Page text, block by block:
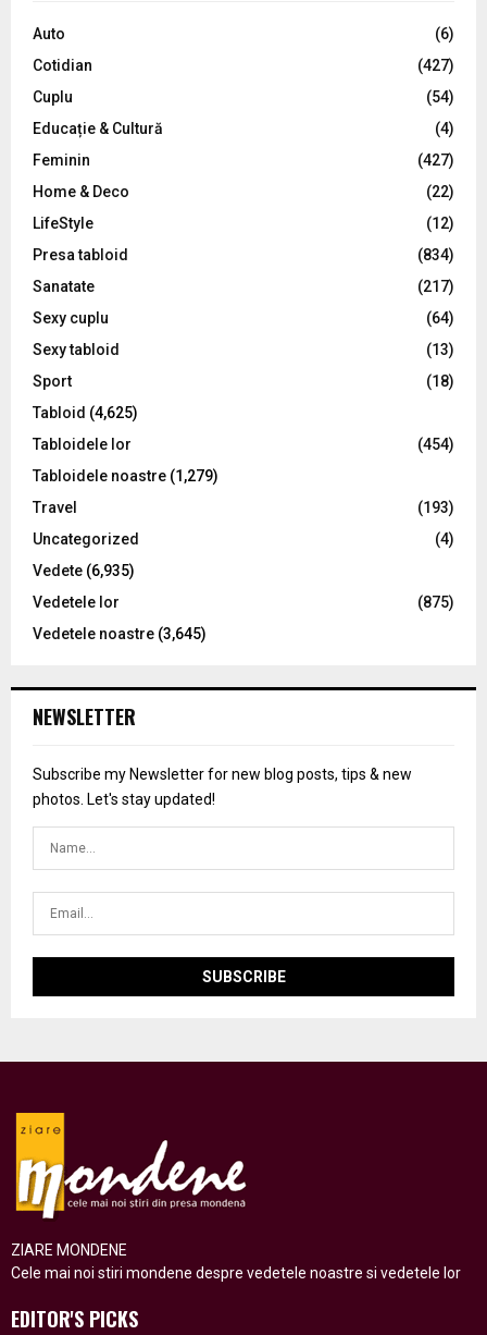
o
:
C
Auto
(6)
Cotidian
(427)
Cuplu
(54)
Educație & Cultură
(4)
Feminin
(427)
Home & Deco
(22)
LifeStyle
(12)
Presa tabloid
(834)
Sanatate
(217)
Sexy cuplu
(64)
Sexy tabloid
(13)
Sport
(18)
Tabloid (4,625)
Tabloidele lor
(454)
Tabloidele noastre (1,279)
Travel
(193)
Uncategorized
(4)
Vedete (6,935)
Vedetele lor
(875)
Vedetele noastre (3,645)
NEWSLETTER
Subscribe my Newsletter for new blog posts, tips & new
photos. Let's stay updated!
ZIARE MONDENE
Cele mai noi stiri mondene despre vedetele noastre si vedetele lor
EDITOR'S PICKS